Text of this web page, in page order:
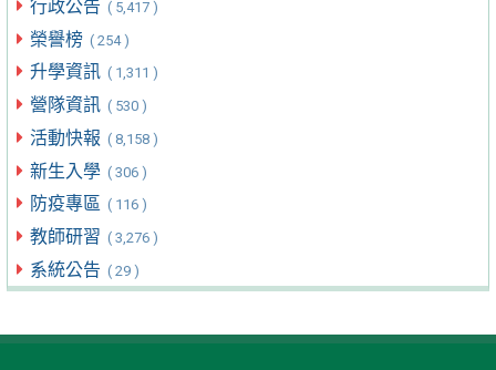
行政公告 ( 5,417 )
榮譽榜 ( 254 )
升學資訊 ( 1,311 )
營隊資訊 ( 530 )
活動快報 ( 8,158 )
新生入學 ( 306 )
防疫專區 ( 116 )
教師研習 ( 3,276 )
系統公告 ( 29 )